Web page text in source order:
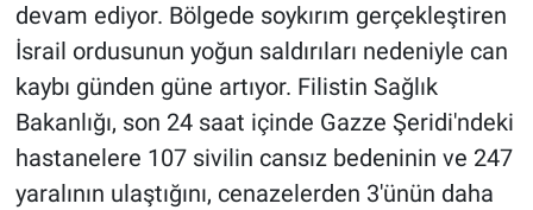
devam ediyor. Bölgede soykırım gerçekleştiren
İsrail ordusunun yoğun saldırıları nedeniyle can
kaybı günden güne artıyor. Filistin Sağlık
Bakanlığı, son 24 saat içinde Gazze Şeridi'ndeki
hastanelere 107 sivilin cansız bedeninin ve 247
yaralının ulaştığını, cenazelerden 3'ünün daha